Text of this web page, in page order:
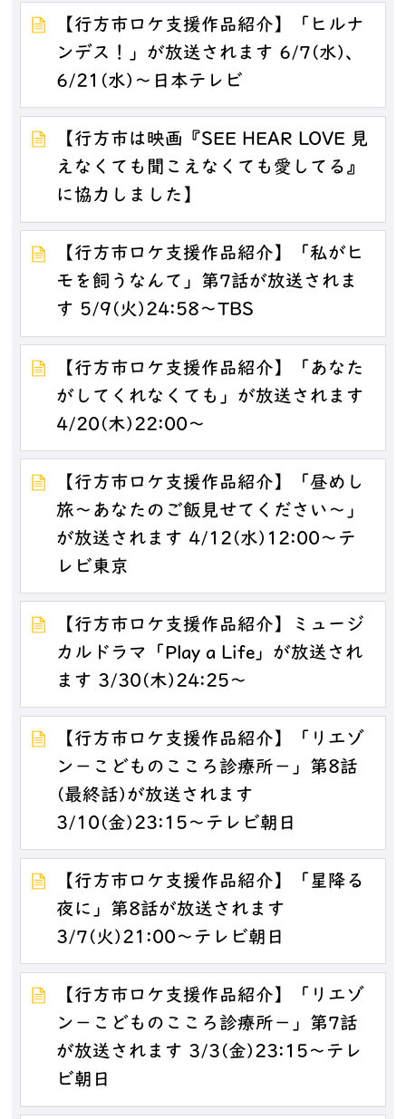
【行方市ロケ支援作品紹介】「ヒルナ
ンデス！」が放送されます 6/7(水)、
6/21(水)～日本テレビ
【行方市は映画『SEE HEAR LOVE 見
えなくても聞こえなくても愛してる』
に協力しました】
【行方市ロケ支援作品紹介】「私がヒ
モを飼うなんて」第7話が放送されま
す 5/9(火)24:58～TBS
【行方市ロケ支援作品紹介】「あなた
がしてくれなくても」が放送されます
4/20(木)22:00～
【行方市ロケ支援作品紹介】「昼めし
旅～あなたのご飯見せてください～」
が放送されます 4/12(水)12:00～テ
レビ東京
【行方市ロケ支援作品紹介】ミュージ
カルドラマ「Play a Life」が放送され
ます 3/30(木)24:25〜
【行方市ロケ支援作品紹介】「リエゾ
ン－こどものこころ診療所－」第8話
(最終話)が放送されます
3/10(金)23:15～テレビ朝日
【行方市ロケ支援作品紹介】「星降る
夜に」第8話が放送されます
3/7(火)21:00～テレビ朝日
【行方市ロケ支援作品紹介】「リエゾ
ン－こどものこころ診療所－」第7話
が放送されます 3/3(金)23:15～テレ
ビ朝日